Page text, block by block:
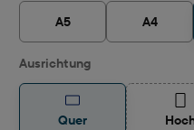
A5 A4
Ausrichtungauswählen
Quer